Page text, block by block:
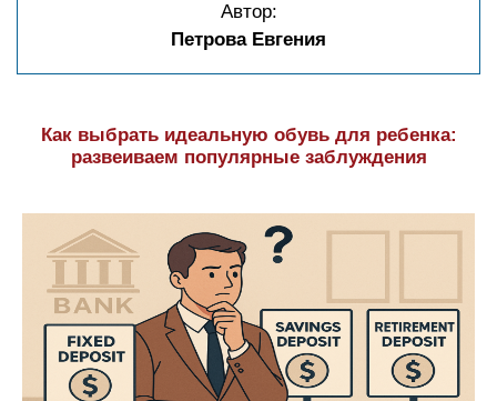
Автор:
Петрова Евгения
Как выбрать идеальную обувь для ребенка:
развеиваем популярные заблуждения